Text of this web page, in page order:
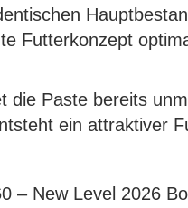
Futterkonzept
die Paste bereits
ein attraktiver
– New Level 2026